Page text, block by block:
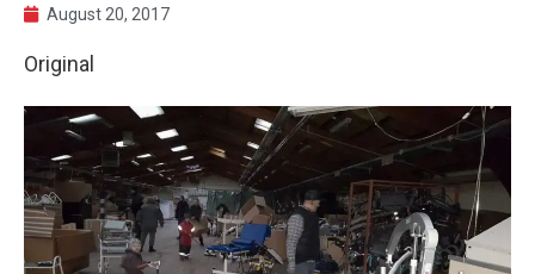
August 20, 2017
Original